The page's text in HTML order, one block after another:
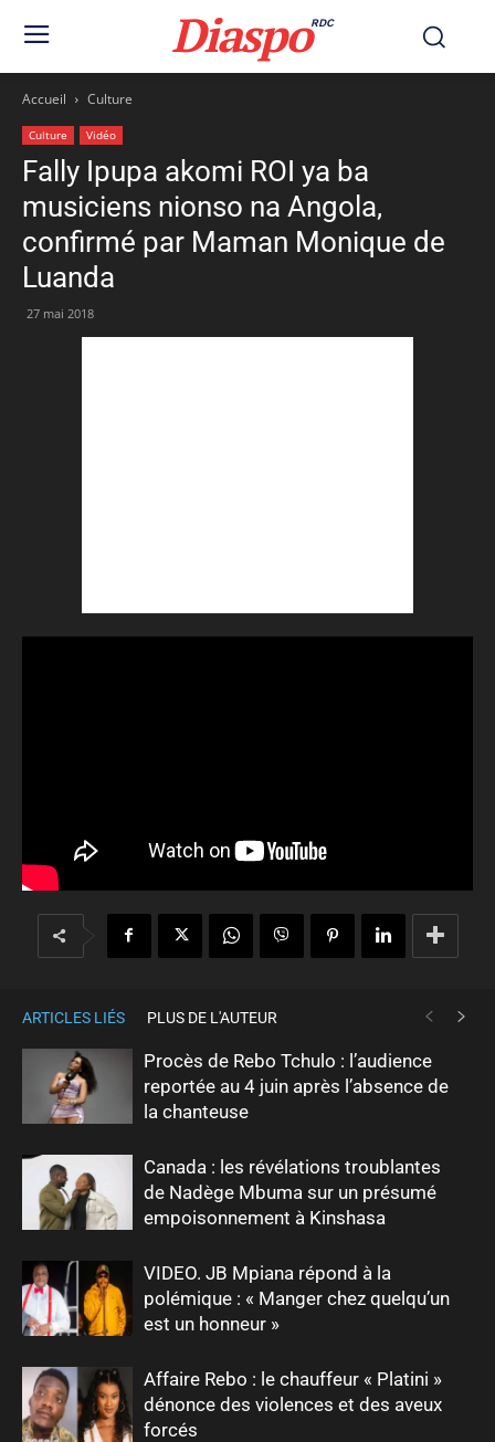
DiaspoRDC
Accueil Culture
Culture Vidéo
Fally Ipupa akomi ROI ya ba
musiciens nionso na Angola,
confirmé par Maman Monique de
Luanda
27 mai 2018
ARTICLES LIÉS PLUS DE L'AUTEUR
Procès de Rebo Tchulo : l’audience
reportée au 4 juin après l’absence de
la chanteuse
Canada : les révélations troublantes
de Nadège Mbuma sur un présumé
empoisonnement à Kinshasa
VIDEO. JB Mpiana répond à la
polémique : « Manger chez quelqu’un
est un honneur »
Affaire Rebo : le chauffeur « Platini »
dénonce des violences et des aveux
forcés